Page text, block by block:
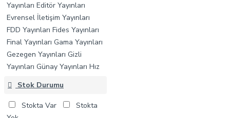
Yayınları Editör Yayınları
Evrensel İletişim Yayınları
FDD Yayınları Fides Yayınları
Final Yayınları Gama Yayınları
Gezegen Yayınları Gizli
Yayınları Günay Yayınları Hız
Karekök Yayınları
Yayınları Kr Akademi Yayınları
Limit Yayınları
Stok Durumu
Stokta Var
Stokta